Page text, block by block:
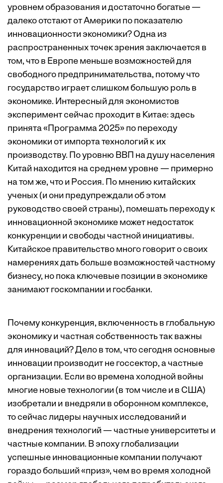
уровнем образования и достаточно богатые —
далеко отстают от Америки по показателю
инновационности экономики? Одна из
распространенных точек зрения заключается в
том, что в Европе меньше возможностей для
свободного предпринимательства, потому что
государство играет слишком большую роль в
экономике. Интересный для экономистов
эксперимент сейчас проходит в Китае: здесь
принята «Программа 2025» по переходу
экономики от импорта технологий к их
производству. По уровню ВВП на душу населения
Китай находится на среднем уровне — примерно
на том же, что и Россия. По мнению китайских
ученых (и они предупреждали об этом
руководство своей страны), помешать переходу к
инновационной экономике может недостаток
конкуренции и свободы частной инициативы.
Китайское правительство много говорит о своих
намерениях дать больше возможностей частному
бизнесу, но пока ключевые позиции в экономике
занимают госкомпании и госбанки.
Почему конкуренция, включенность в глобальную
экономику и частная собственность так важны
для инноваций? Дело в том, что сегодня основные
инновации производит не госсектор, а частные
организации. Если во времена холодной войны
многие новые технологии (в том числе и в США)
изобретали и внедряли в оборонном комплексе,
то сейчас лидеры научных исследований и
внедрения технологий — частные университеты и
частные компании. В эпоху глобализации
успешные инновационные компании получают
гораздо больший «приз», чем во время холодной